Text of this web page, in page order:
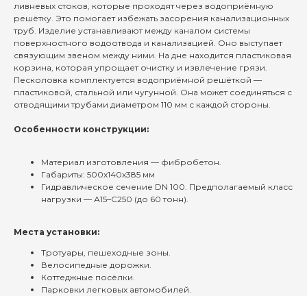
ливневых стоков, которые проходят через водоприёмную
решётку. Это помогает избежать засорения канализационных
труб. Изделие устанавливают между каналом системы
поверхностного водоотвода и канализацией. Оно выступает
связующим звеном между ними. На дне находится пластиковая
корзина, которая упрощает очистку и извлечение грязи.
Песколовка комплектуется водоприёмной решёткой —
пластиковой, стальной или чугунной. Она может соединяться с
отводящими трубами диаметром 110 мм с каждой стороны.
Особенности конструкции:
Материал изготовления — фибробетон.
Габариты: 500x140x385 мм
Гидравлическое сечение DN 100. Предполагаемый класс
нагрузки — А15–С250 (до 60 тонн).
Места установки:
Тротуары, пешеходные зоны.
Велосипедные дорожки.
Коттеджные посёлки.
Парковки легковых автомобилей.